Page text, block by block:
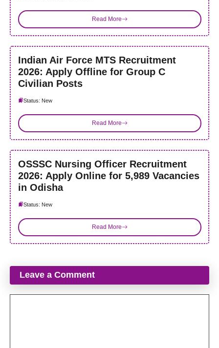
Read More
Indian Air Force MTS Recruitment
2026: Apply Offline for Group C
Civilian Posts
Status: New
Read More
OSSSC Nursing Officer Recruitment
2026: Apply Online for 5,989 Vacancies
in Odisha
Status: New
Read More
Leave a Comment